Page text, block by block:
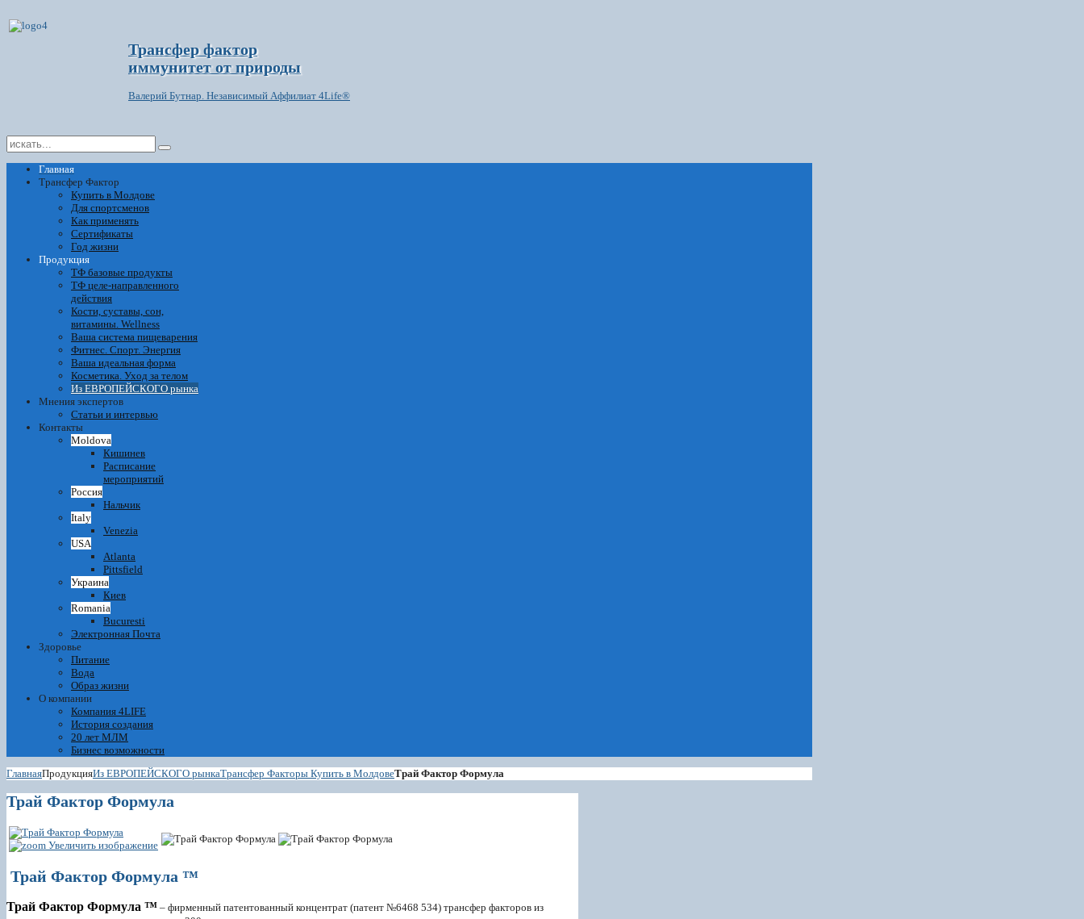
Трансфер фактор
иммунитет от природы
Валерий Бутнар. Независимый Аффилиат 4Life®
Главная
Трансфер Фактор
Купить в Молдове
Для спортсменов
Как применять
Сертификаты
Год жизни
Продукция
ТФ базовые продукты
ТФ целе-направленного
действия
Кости, суставы, сон,
витамины. Wellness
Ваша система пищеварения
Фитнес. Спорт. Энергия
Ваша идеальная форма
Косметика. Уход за телом
Из ЕВРОПЕЙСКОГО рынка
Мнения экспертов
Статьи и интервью
Контакты
Moldova
Кишинев
Расписание
мероприятий
Россия
Нальчик
Italy
Venezia
USA
Atlanta
Pittsfield
Украина
Киев
Romania
Bucuresti
Электронная Почта
Здоровье
Питание
Вода
Образ жизни
О компании
Компания 4LIFE
История создания
20 лет МЛМ
Бизнес возможности
ГлавнаяПродукцияИз ЕВРОПЕЙСКОГО рынкаТрансфер Факторы Купить в МолдовеТрай Фактор Формула
Трай Фактор Формула
Увеличить изображение
Трай Фактор Формула ™
Трай Фактор Формула ™ – фирменный патентованный концентрат (патент №6468 534) трансфер факторов из